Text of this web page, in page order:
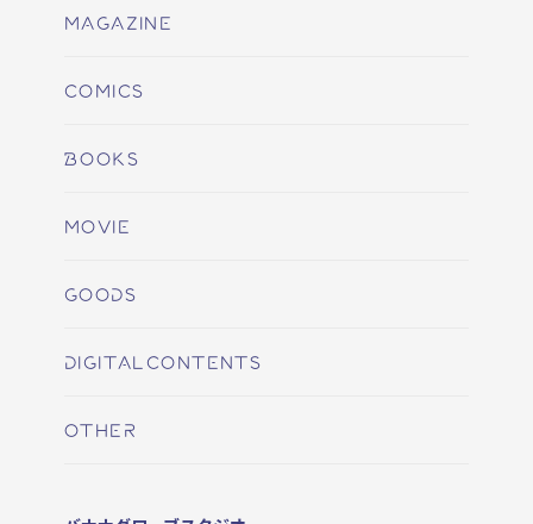
MAGAZINE
COMICS
BOOKS
MOVIE
GOODS
DIGITALCONTENTS
OTHER